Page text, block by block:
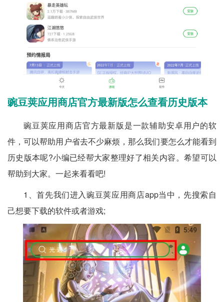
豌豆荚应用商店官方最新版怎么查看历史版本
豌豆荚应用商店官方最新版是一款辅助安卓用户的软
件，可以帮助用户省去不少麻烦，那么我们要怎么才能看到
历史版本呢?小编已经帮大家整理好了相关内容。希望可以
帮助到大家。一起来看看吧!
1、首先我们进入豌豆荚应用商店app当中，先搜索自
己想要下载的软件或者游戏;